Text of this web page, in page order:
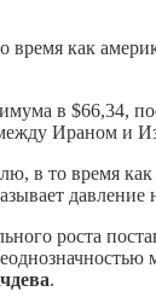
как
в $66,34,
Ираном и
в то время
давление
роста
.